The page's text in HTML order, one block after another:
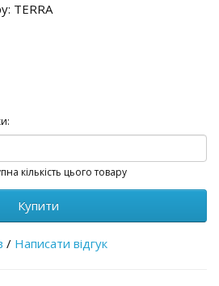
TERRA
кількість цього товару
Купити
/ Написати відгук